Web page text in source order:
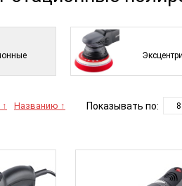
Названию ↑ Показывать по: 8